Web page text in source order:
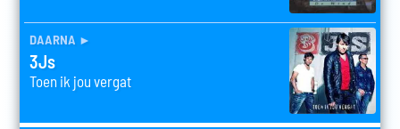
daarna ►
3Js
Toen ik jou vergat